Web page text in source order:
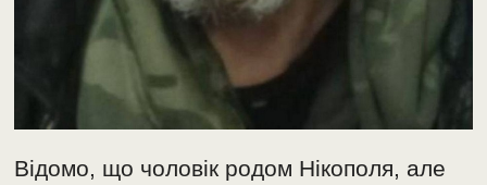
Відомо, що чоловік родом Нікополя, але